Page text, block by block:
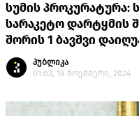
სუმის პროკურატურა:
სარაკეტო დარტყმის
შორის 1 ბავშვი
პუბლიკა
01:03, 18 ნოემბერი, 2024